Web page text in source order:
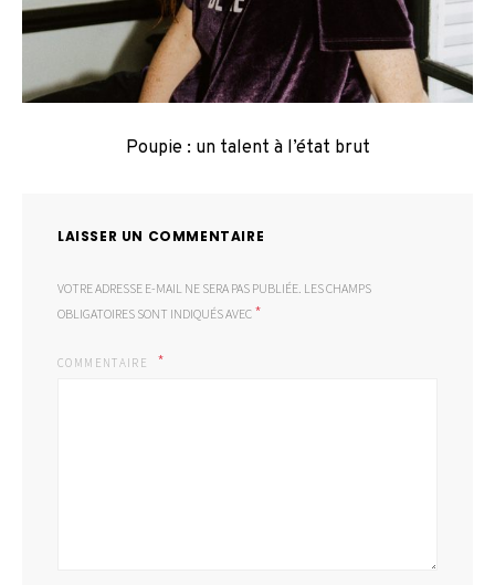
Poupie : un talent à l’état brut
LAISSER UN COMMENTAIRE
VOTRE ADRESSE E-MAIL NE SERA PAS PUBLIÉE. LES CHAMPS
OBLIGATOIRES SONT INDIQUÉS AVEC *
COMMENTAIRE